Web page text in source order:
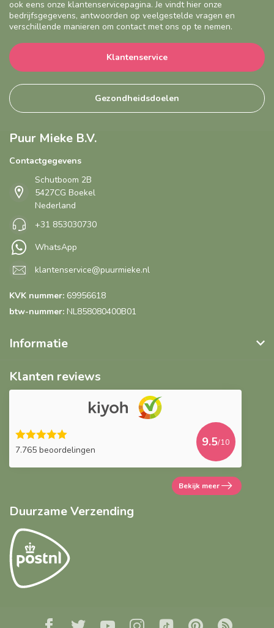
ook eens onze klantenservicepagina. Je vindt hier onze
bedrijfsgegevens, antwoorden op veelgestelde vragen en
verschillende manieren om contact met ons op te nemen.
Klantenservice
Gezondheidsdoelen
Puur Mieke B.V.
Contactgegevens
Schutboom 2B
5427CG Boekel
Nederland
+31 853030730
WhatsApp
klantenservice@puurmieke.nl
KVK nummer: 69956618
btw-nummer: NL858080400B01
Informatie
Klanten reviews
7.765 beoordelingen
9.5/10
Bekijk meer
Duurzame Verzending